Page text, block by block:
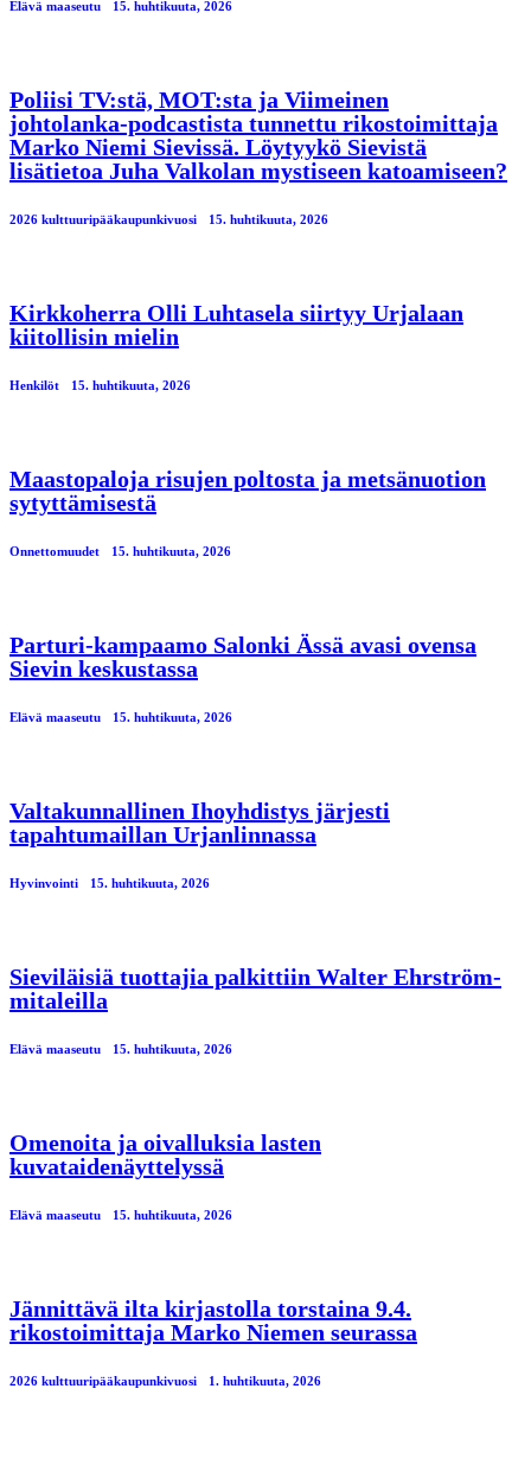
Elävä maaseutu 15. huhtikuuta, 2026
Poliisi TV:stä, MOT:sta ja Viimeinen
johtolanka-podcastista tunnettu rikostoimittaja
Marko Niemi Sievissä. Löytyykö Sievistä
lisätietoa Juha Valkolan mystiseen katoamiseen?
2026 kulttuuripääkaupunkivuosi 15. huhtikuuta, 2026
Kirkkoherra Olli Luhtasela siirtyy Urjalaan
kiitollisin mielin
Henkilöt 15. huhtikuuta, 2026
Maastopaloja risujen poltosta ja metsänuotion
sytyttämisestä
Onnettomuudet 15. huhtikuuta, 2026
Parturi-kampaamo Salonki Ässä avasi ovensa
Sievin keskustassa
Elävä maaseutu 15. huhtikuuta, 2026
Valtakunnallinen Ihoyhdistys järjesti
tapahtumaillan Urjanlinnassa
Hyvinvointi 15. huhtikuuta, 2026
Sieviläisiä tuottajia palkittiin Walter Ehrström-
mitaleilla
Elävä maaseutu 15. huhtikuuta, 2026
Omenoita ja oivalluksia lasten
kuvataidenäyttelyssä
Elävä maaseutu 15. huhtikuuta, 2026
Jännittävä ilta kirjastolla torstaina 9.4.
rikostoimittaja Marko Niemen seurassa
2026 kulttuuripääkaupunkivuosi 1. huhtikuuta, 2026